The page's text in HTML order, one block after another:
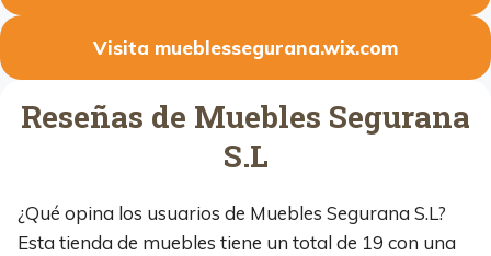
Visita mueblessegurana.wix.com
Reseñas de Muebles Segurana
S.L
¿Qué opina los usuarios de Muebles Segurana S.L?
Esta tienda de muebles tiene un total de 19 con una